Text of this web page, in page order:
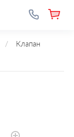
/
Клапан